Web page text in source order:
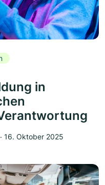
in
‧ 16. Oktober 2025